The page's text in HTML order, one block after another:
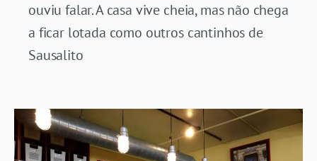
ouviu falar. A casa vive cheia, mas não chega
a ficar lotada como outros cantinhos de
Sausalito